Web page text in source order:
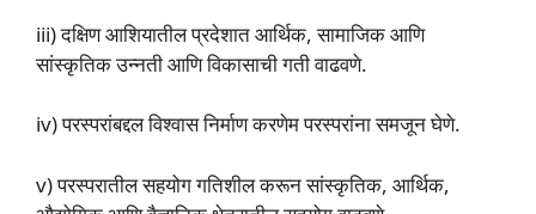
iii) दक्षिण आशियातील प्रदेशात आर्थिक, सामाजिक आणि
सांस्कृतिक उन्नती आणि विकासाची गती वाढवणे.
iv) परस्परांबद्दल विश्वास निर्माण करणेम परस्परांना समजून घेणे.
v) परस्परातील सहयोग गतिशील करून सांस्कृतिक, आर्थिक,